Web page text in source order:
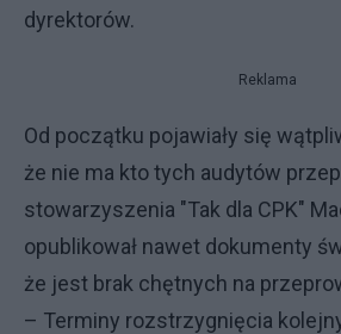
dyrektorów.
Reklama
Od początku pojawiały się
że nie ma kto tych audytów
stowarzyszenia "Tak dla CPK"
opublikował nawet dokumenty
że jest brak chętnych na
– Terminy rozstrzygnięcia